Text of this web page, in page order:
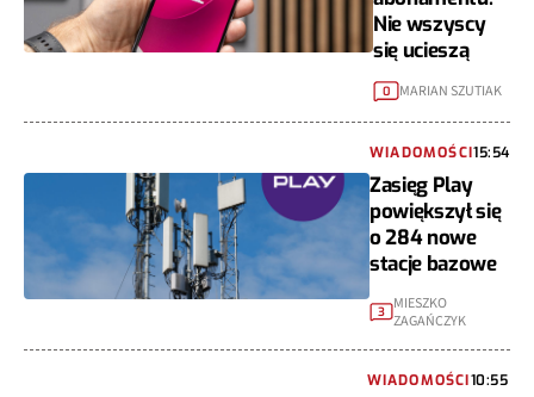
Nie wszyscy
się ucieszą
0 MARIAN SZUTIAK
WIADOMOŚCI15:54
Zasięg Play
powiększył się
o 284 nowe
stacje bazowe
3
MIESZKO
ZAGAŃCZYK
WIADOMOŚCI10:55